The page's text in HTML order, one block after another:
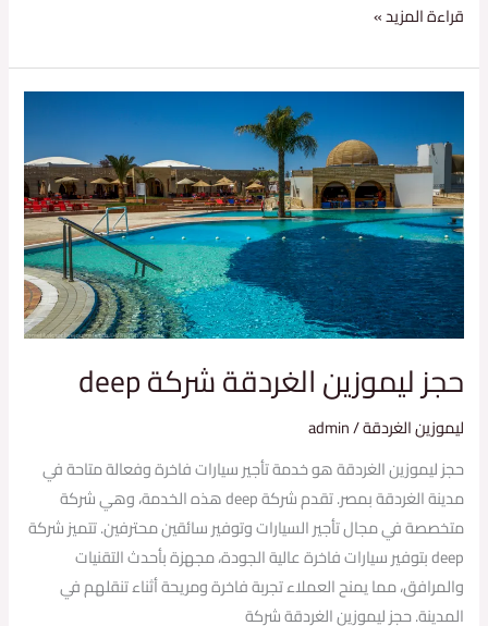
قراءة المزيد »
حجز ليموزين الغردقة شركة deep
ليموزين الغردقة/
admin
حجز ليموزين الغردقة هو خدمة تأجير سيارات فاخرة وفعالة متاحة في
مدينة الغردقة بمصر. تقدم شركة deep هذه الخدمة، وهي شركة
متخصصة في مجال تأجير السيارات وتوفير سائقين محترفين. تتميز شركة
deep بتوفير سيارات فاخرة عالية الجودة، مجهزة بأحدث التقنيات
والمرافق، مما يمنح العملاء تجربة فاخرة ومريحة أثناء تنقلهم في
المدينة. حجز ليموزين الغردقة شركة
ليموزين
الغردقة
شركة
deep